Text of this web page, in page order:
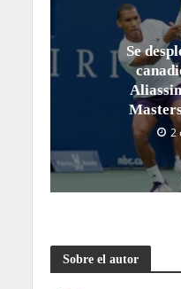
Se
2
Sobre el autor